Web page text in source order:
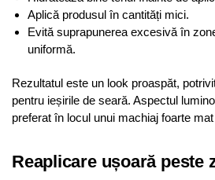
Aplică produsul în cantități mici.
Evită suprapunerea excesivă în
uniformă.
Rezultatul este un look proaspăt,
pentru ieșirile de seară. Aspectul
preferat în locul unui machiaj foarte
Reaplicare ușoară peste